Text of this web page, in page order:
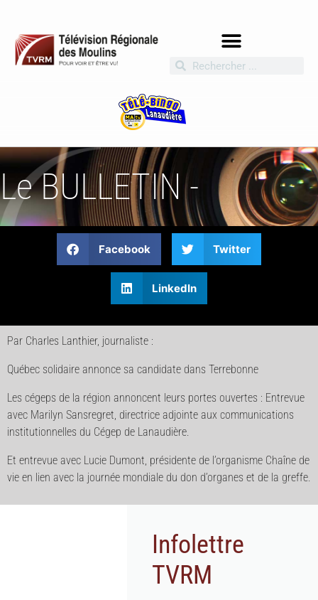
Le BULLETIN -
Facebook Twitter
LinkedIn
Par Charles Lanthier, journaliste :
Québec solidaire annonce sa candidate dans Terrebonne
Les cégeps de la région annoncent leurs portes ouvertes : Entrevue
avec Marilyn Sansregret, directrice adjointe aux communications
institutionnelles du Cégep de Lanaudière.
Et entrevue avec Lucie Dumont, présidente de l’organisme Chaîne de
vie en lien avec la journée mondiale du don d’organes et de la greffe.
Infolettre
TVRM